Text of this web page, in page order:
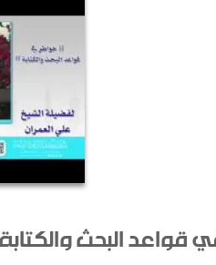
قواعد البحث